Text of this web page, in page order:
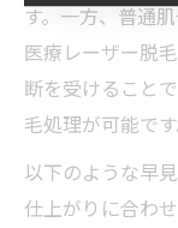
す。一方、普通
医療レーザー脱
断を受けること
毛処理が可能です
以下のような早
仕上がりに合わ